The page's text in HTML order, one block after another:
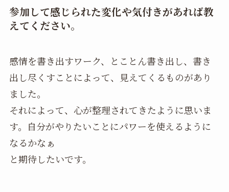
参加して感じられた変化や気付きがあれば教
えてください。
感情を書き出すワーク、とことん書き出し、書き
出し尽くすことによって、見えてくるものがあり
ました。
それによって、心が整理されてきたように思いま
す。自分がやりたいことにパワーを使えるように
なるかなぁ
と期待したいです。